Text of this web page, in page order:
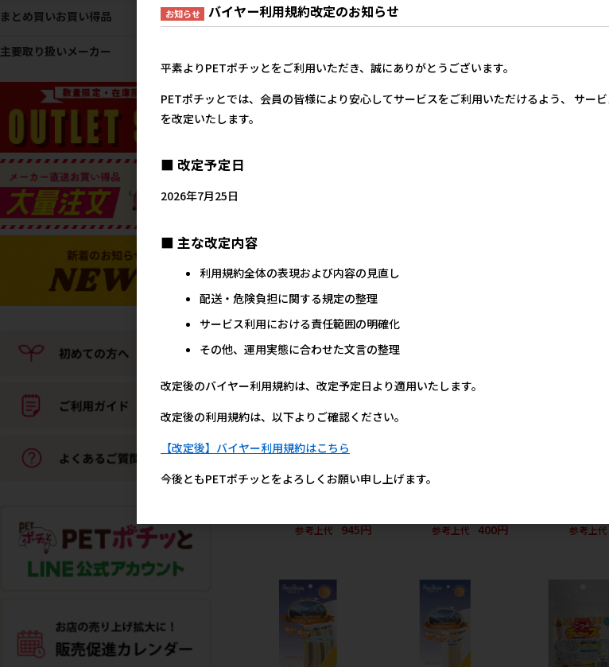
［ペティオ］アクアゼリー 4
つのゼロ りんご風味 スティ
参考上代
398円
［ペティオ］ごほうびプチア
イス バニラ風味 スティック
参考上代
398円
かハートスティック
［ペッツルート］ストロング
チーズ M 1本
［ペッツルート］ストロング
参考上代
945円
参考上代
400円
参考上代
まとめ買いお買い得品
主要取り扱いメーカー
お知らせ バイヤー利用規約改定のお知らせ
平素よりPETポチッとをご利用いただき、誠にありがとうございます。
PETポチッとでは、会員の皆様により安心してサービスをご利用いただけるよう、 サー
を改定いたします。
■ 改定予定日
2026年7月25日
■ 主な改定内容
利用規約全体の表現および内容の見直し
配送・危険負担に関する規定の整理
サービス利用における責任範囲の明確化
その他、運用実態に合わせた文言の整理
改定後のバイヤー利用規約は、改定予定日より適用いたします。
改定後の利用規約は、以下よりご確認ください。
【改定後】バイヤー利用規約はこちら
今後ともPETポチッとをよろしくお願い申し上げます。